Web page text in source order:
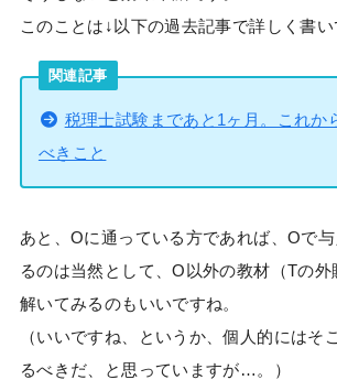
このことは↓以下の過去記事で詳しく書い
関連記事
税理士試験まであと1ヶ月。これか
べきこと
あと、Oに通っている方であれば、Oで
るのは当然として、O以外の教材（Tの外
解いてみるのもいいですね。
（いいですね、というか、個人的にはそ
るべきだ、と思っていますが…。）